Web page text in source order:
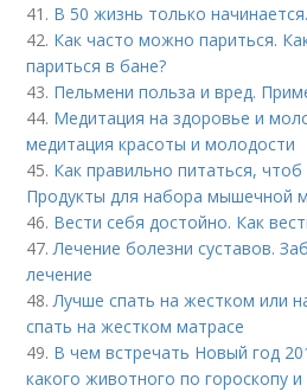
41. В 50 жизнь только
42. Как часто можно париться.
париться в бане?
43. Пельмени польза и вред.
44. Медитация на здоровье и
медитация красоты и молодости
45. Как правильно питаться, чтоб
Продукты для набора мышечной
46. Вести себя достойно. Как
47.Лечение болезни суставов.
лечение
48.Лучше спать на жестком или
спать на жестком матрасе
49. В чем встречать Новый год
какого животного по гороскопу